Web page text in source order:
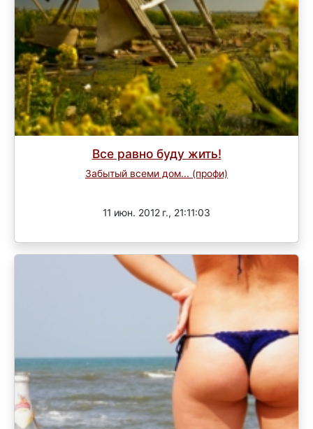
Все равно буду жить!
Забытый всеми дом... (профи)
11 июн. 2012 г., 21:11:03